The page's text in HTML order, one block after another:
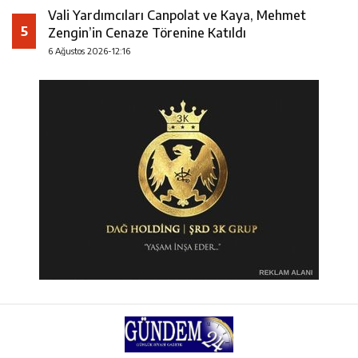
5
Vali Yardımcıları Canpolat ve Kaya, Mehmet
Zengin’in Cenaze Törenine Katıldı
6 Ağustos 2026-12:16